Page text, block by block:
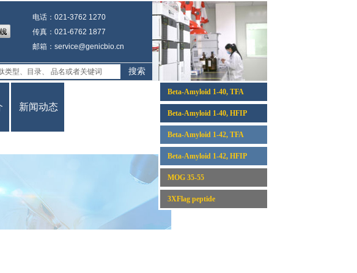
搜索
Beta-Amyloid 1-40, HFIP
3XFlag peptide
MOG 35-55
Beta-Amyloid 1-42, HFIP
Beta-Amyloid 1-42, TFA
Beta-Amyloid 1-40, TFA
电话：021-3762 1270
传真：021-6762 1877
邮箱：service@genicbio.cn
新闻动态